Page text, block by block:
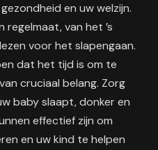
en uw welzijn.
van het ’s
voor het slapengaan.
dat het tijd is om te
cruciaal belang. Zorg
baby slaapt, donker en
effectief zijn om
en uw kind te helpen